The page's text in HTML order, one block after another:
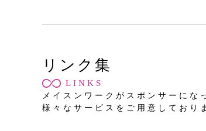
リンク集
LINKS
メイスンワークがスポンサーにな
様々なサービスをご用意しており